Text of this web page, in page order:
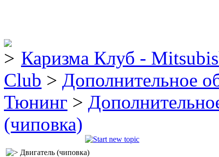
Каризма Клуб -
Club > Дополнительное
Тюнинг >
(чиповка)
Двигатель (чиповка)